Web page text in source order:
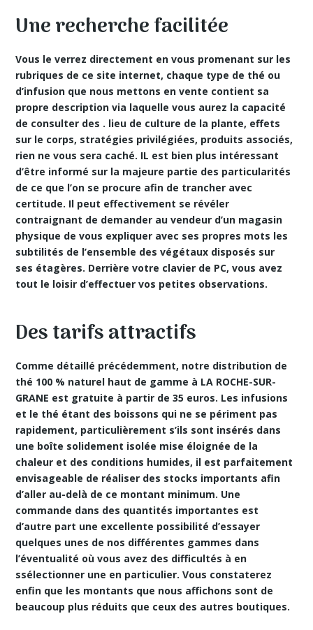
Une recherche facilitée
Vous le verrez directement en vous promenant sur les
rubriques de ce site internet, chaque type de thé ou
d’infusion que nous mettons en vente contient sa
propre description via laquelle vous aurez la capacité
de consulter des . lieu de culture de la plante, effets
sur le corps, stratégies privilégiées, produits associés,
rien ne vous sera caché. IL est bien plus intéressant
d’être informé sur la majeure partie des particularités
de ce que l’on se procure afin de trancher avec
certitude. Il peut effectivement se révéler
contraignant de demander au vendeur d’un magasin
physique de vous expliquer avec ses propres mots les
subtilités de l’ensemble des végétaux disposés sur
ses étagères. Derrière votre clavier de PC, vous avez
tout le loisir d’effectuer vos petites observations.
Des tarifs attractifs
Comme détaillé précédemment, notre distribution de
thé 100 % naturel haut de gamme à LA ROCHE-SUR-
GRANE est gratuite à partir de 35 euros. Les infusions
et le thé étant des boissons qui ne se périment pas
rapidement, particulièrement s’ils sont insérés dans
une boîte solidement isolée mise éloignée de la
chaleur et des conditions humides, il est parfaitement
envisageable de réaliser des stocks importants afin
d’aller au-delà de ce montant minimum. Une
commande dans des quantités importantes est
d’autre part une excellente possibilité d’essayer
quelques unes de nos différentes gammes dans
l’éventualité où vous avez des difficultés à en
ssélectionner une en particulier. Vous constaterez
enfin que les montants que nous affichons sont de
beaucoup plus réduits que ceux des autres boutiques.